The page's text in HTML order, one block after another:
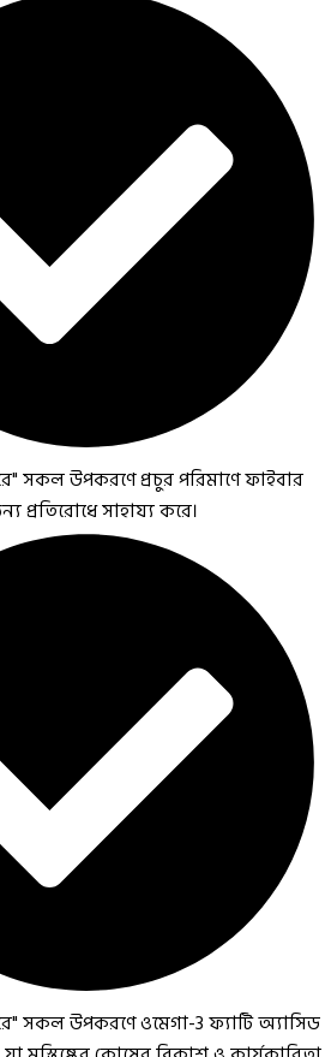
সকল উপকরণে প্রচুর পরিমাণে ফাইবার
প্রতিরোধে সাহায্য করে।
সকল উপকরণে ওমেগা-3 ফ্যাটি অ্যাসিড